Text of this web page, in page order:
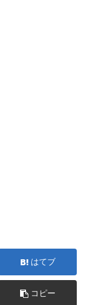
はてブ
コピー